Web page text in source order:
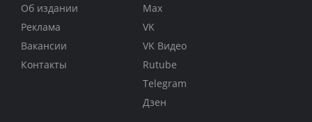
Об издании
Реклама
Вакансии
Контакты
Max
VK
VK Видео
Rutube
Telegram
Дзен